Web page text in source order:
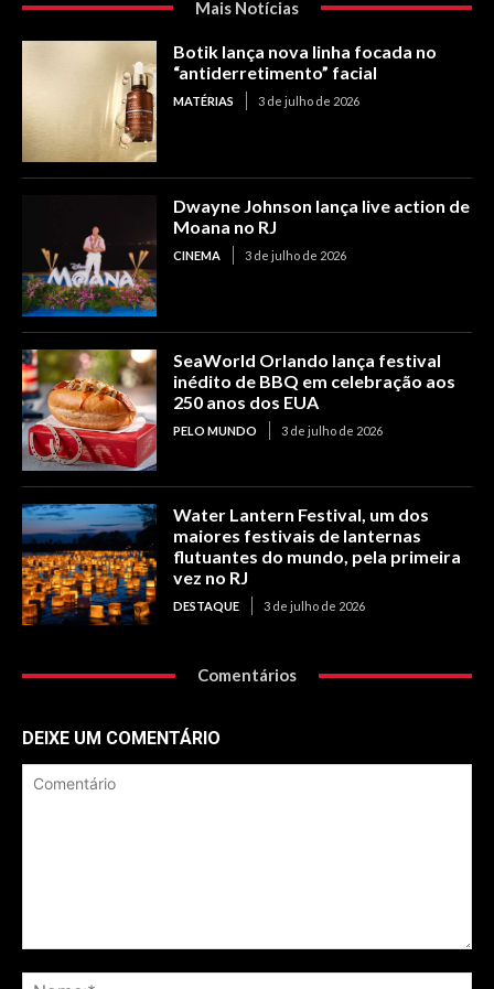
Mais Notícias
Botik lança nova linha focada no
“antiderretimento” facial
MATÉRIAS 3 de julho de 2026
Dwayne Johnson lança live action de
Moana no RJ
CINEMA 3 de julho de 2026
SeaWorld Orlando lança festival
inédito de BBQ em celebração aos
250 anos dos EUA
PELO MUNDO 3 de julho de 2026
Water Lantern Festival, um dos
maiores festivais de lanternas
flutuantes do mundo, pela primeira
vez no RJ
DESTAQUE 3 de julho de 2026
Comentários
DEIXE UM COMENTÁRIO